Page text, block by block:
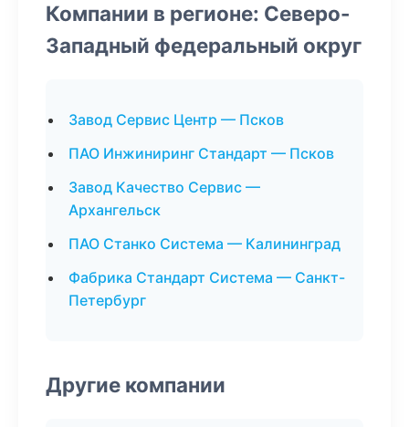
Компании в регионе: Северо-
Западный федеральный округ
Завод Сервис Центр — Псков
ПАО Инжиниринг Стандарт — Псков
Завод Качество Сервис —
Архангельск
ПАО Станко Система — Калининград
Фабрика Стандарт Система — Санкт-
Петербург
Другие компании